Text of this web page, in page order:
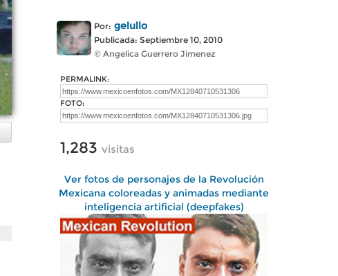
Por: gelullo
Publicada: Septiembre 10, 2010
© Angelica Guerrero Jimenez
PERMALINK:
FOTO:
1,283 visitas
Ver fotos de personajes de la Revolución
Mexicana coloreadas y animadas mediante
inteligencia artificial (deepfakes)